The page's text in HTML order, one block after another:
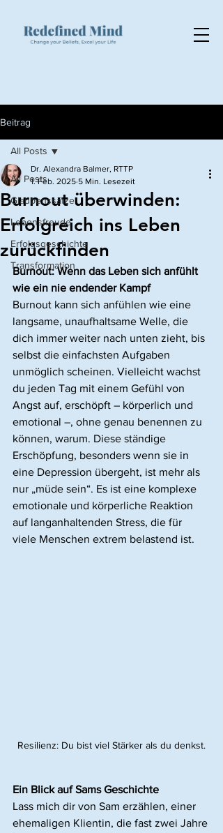
Beitrag
All Posts
Glaubenssätze
Lebensfreude
Erfolgsgeschichte
Transformation
All Posts
Burnout überwinden:
Erfolgreich ins Leben
zurückfinden
Dr. Alexandra Balmer, RTTP
1. Feb. 2025 5 Min. Lesezeit
Burnout: Wenn das Leben sich anfühlt
wie ein nie endender Kampf
Burnout kann sich anfühlen wie eine
langsame, unaufhaltsame Welle, die
dich immer weiter nach unten zieht, bis
selbst die einfachsten Aufgaben
unmöglich scheinen. Vielleicht wachst
du jeden Tag mit einem Gefühl von
Angst auf, erschöpft – körperlich und
emotional –, ohne genau benennen zu
können, warum. Diese ständige
Erschöpfung, besonders wenn sie in
eine Depression übergeht, ist mehr als
nur „müde sein“. Es ist eine komplexe
emotionale und körperliche Reaktion
auf langanhaltenden Stress, die für
viele Menschen extrem belastend ist.
Resilienz: Du bist viel Stärker als du denkst.
Ein Blick auf Sams Geschichte
Lass mich dir von Sam erzählen, einer
ehemaligen Klientin, die fast zwei Jahre